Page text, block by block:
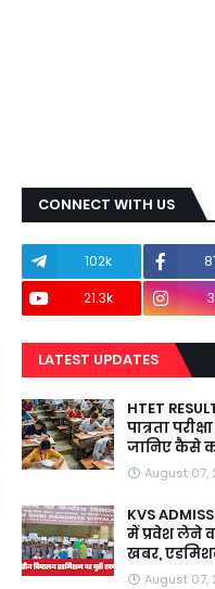
CONNECT WITH US
102k
21.3k
LATEST UPDATES
HTET
पात्रता
जानिए कैसे
August 07,
KVS
में प्रवेश लेने
खबर,
August 07,